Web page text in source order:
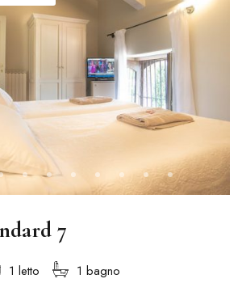
7
1 letto 1 bagno